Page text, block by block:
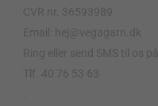
CVR nr. 36593989
Email: hej@vegagarn.dk
Ring eller send SMS til os på:
Tlf. 40 76 53 63